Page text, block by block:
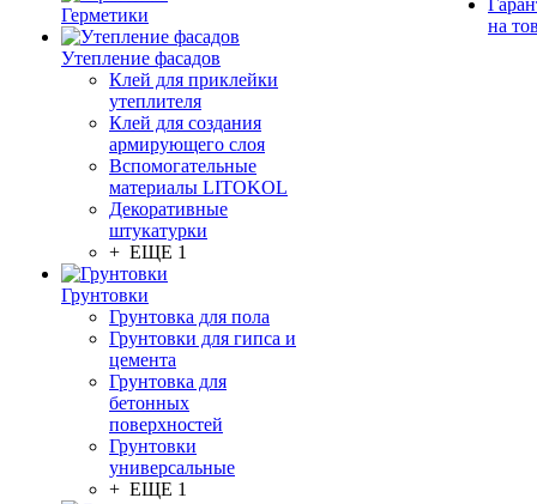
Герметики
Утепление фасадов
Клей для приклейки
утеплителя
Клей для создания
армирующего слоя
Вспомогательные
материалы LITOKOL
Декоративные
штукатурки
+ ЕЩЕ 1
Грунтовки
Грунтовка для пола
Грунтовки для гипса и
цемента
Грунтовка для
бетонных
поверхностей
Грунтовки
универсальные
+ ЕЩЕ 1
на